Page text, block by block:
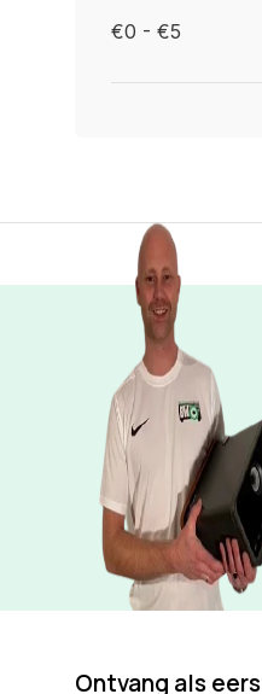
€0 - €5
Beste
3 gelijke delen
Ontvang als